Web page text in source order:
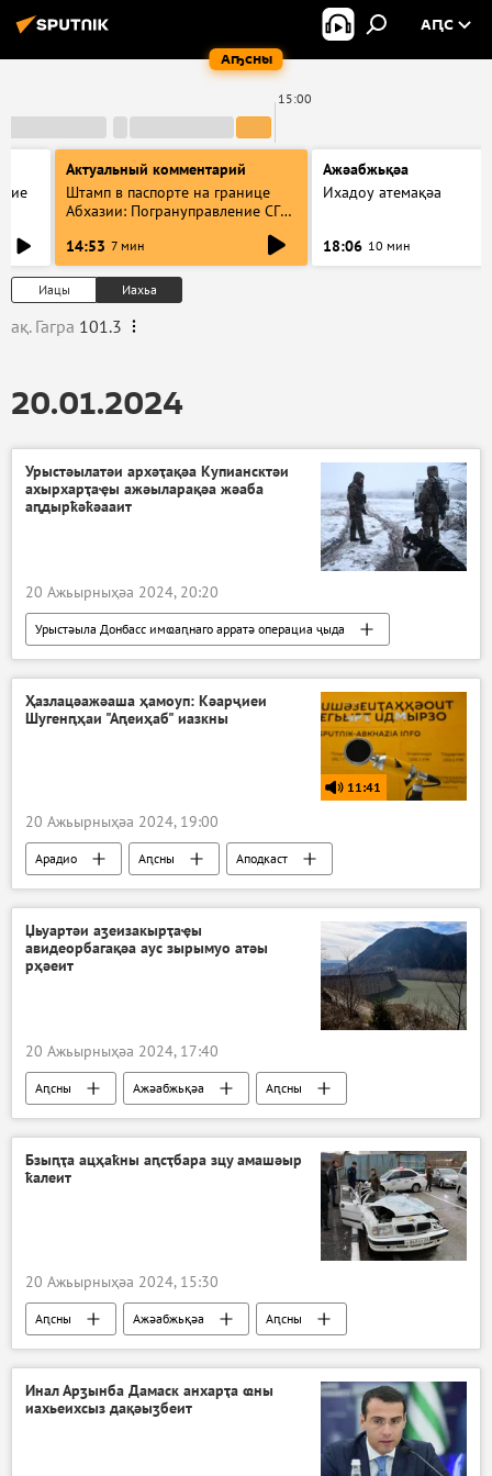
Аҧсны
АԤС
15:00
Актуальный комментарий
Штамп в паспорте на границе
Абхазии: Погрануправление СГБ
туристов
14:53 7 мин
Ажәабжьқәа
Ихадоу атемақәа
18:06 10 мин
Иацы Иахьа
ақ. Гагра 101.3
20.01.2024
Урыстәылатәи архәҭақәа Купиансктәи
ахырхарҭаҿы ажәыларақәа жәаба
аԥдырҟәҟәааит
20 Ажьырныҳәа 2024, 20:20
Урыстәыла Донбасс имҩаԥнаго арратә операциа ҷыда
Ажәабжьқәа
Украина
Ҳазлацәажәаша ҳамоуп: Кәарҷиеи
Шугенԥҳаи "Аԥеиҳаб" иазкны
11:41
20 Ажьырныҳәа 2024, 19:00
Арадио Аԥсны
Аподкаст
Ҳазлацәажәаша ҳамоуп
Џьуартәи аӡеизакырҭаҿы
авидеорбагақәа аус зырымуо атәы
рҳәеит
20 Ажьырныҳәа 2024, 17:40
Аԥсны Ажәабжьқәа Аԥсны
Бзыԥҭа ацҳаҟны аԥсҭбара зцу амашәыр
ҟалеит
20 Ажьырныҳәа 2024, 15:30
Аԥсны Ажәабжьқәа Аԥсны
Инал Арӡынба Дамаск анхарҭа ҩны
иахьеихсыз дақәыӡбеит